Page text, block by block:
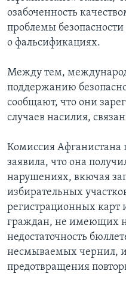
ДЕТАЛИ
НЬЮ-ЙОРК NEW YORK
АМЕРИКА. БОЛЬШОЕ
АМЕРИКАНСКИЕ ГОРОДКИ
ТЕСТЫ
УЧИМ АНГЛИЙСКИЙ
ВИДЕО
ПОДПИСКА НА НОВОСТИ
Learning English
Языки
озабоченность
проблемы
о фальсификациях.
Между тем,
поддержанию
сообщают, что они
случаев насилия,
Комиссия
заявила, что она
нарушениях, вкючая
избирательных
регистрационных карт
граждан, не имеющих
недостаточность
несмываемых чернил,
предотвращения